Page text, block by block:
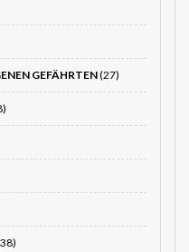
GEFÄHRTEN(27)